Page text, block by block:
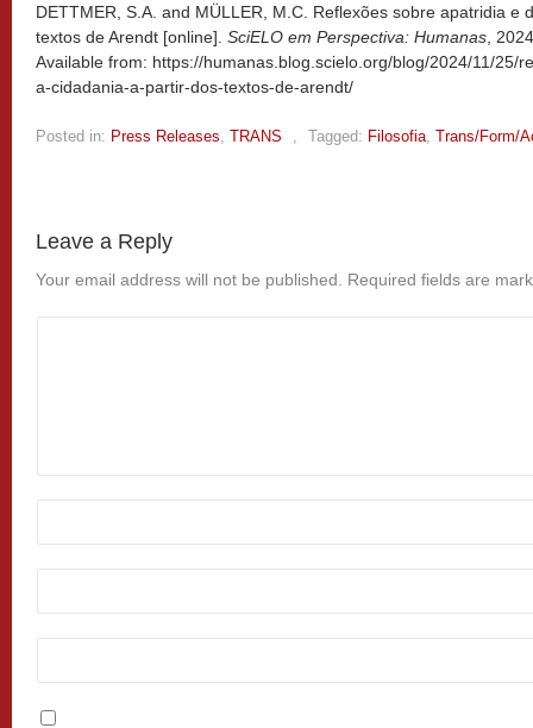
DETTMER, S.A. and MÜLLER, M.C. Reflexões sobre apatridia e
textos de Arendt [online]. SciELO em Perspectiva: Humanas ,
Available from: https://humanas.blog.scielo.org/blog/2024/11/25/
a-cidadania-a-partir-dos-textos-de-arendt/
Posted in: Press Releases TRANS Tagged: Filosofia Trans/Form/
Leave a Reply
Your email address will not be published. Required fields are